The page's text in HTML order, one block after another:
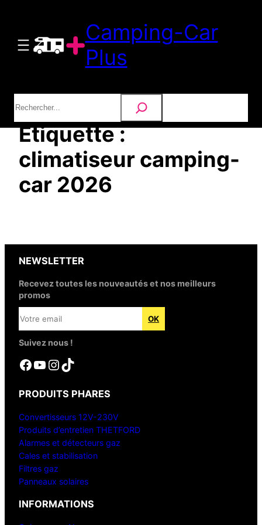
contenu
Camping-Car
Plus
Étiquette :
climatiseur camping-
car 2026
NEWSLETTER
Recevez toutes les nouveautés et nos meilleurs
promos
Suivez nous !
Facebook YouTube InstagramTikTok
PRODUITS PHARES
Convertisseurs 12V-230V
Produits d’entretien THETFORD
Alarmes et détecteurs gaz
Cales et stabilisation
Filtres gaz
Panneaux solaires
INFORMATIONS